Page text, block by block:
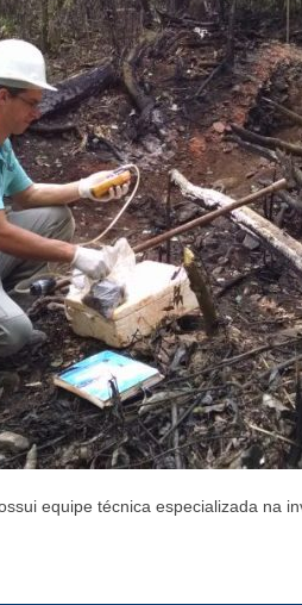
equipe técnica especializada na